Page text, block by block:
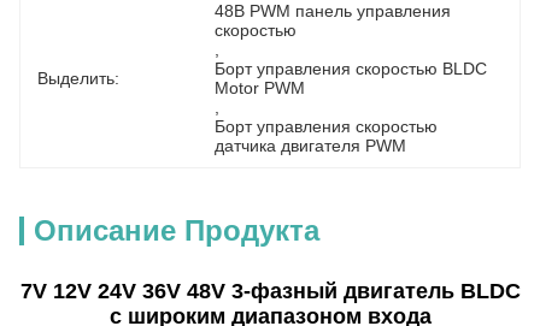
Выделить:
48В PWM панель управления
скоростью
Борт управления скоростью BLDC
Motor PWM
Борт управления скоростью
датчика двигателя PWM
Описание Продукта
7V 12V 24V 36V 48V 3-фазный двигатель BLDC
с широким диапазоном входа